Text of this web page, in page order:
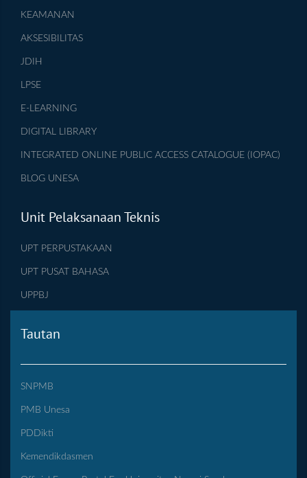
KEAMANAN
AKSESIBILITAS
JDIH
LPSE
E-LEARNING
DIGITAL LIBRARY
INTEGRATED ONLINE PUBLIC ACCESS CATALOGUE (IOPAC)
BLOG UNESA
Unit Pelaksanaan Teknis
UPT PERPUSTAKAAN
UPT PUSAT BAHASA
UPPBJ
Tautan
SNPMB
PMB Unesa
PDDikti
Kemendikdasmen